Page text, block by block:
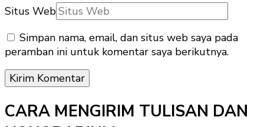
Situs Web
Simpan nama, email, dan situs web saya pada
peramban ini untuk komentar saya berikutnya.
CARA MENGIRIM TULISAN DAN